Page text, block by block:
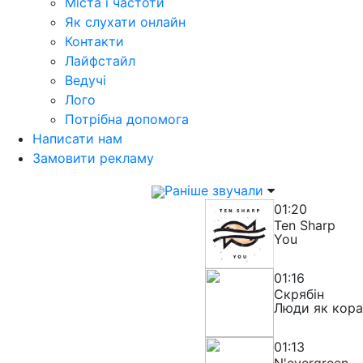
Як слухати онлайн
Контакти
Лайфстайл
Ведучі
Лого
Потрібна допомога
Написати нам
Замовити рекламу
Раніше звучали
01:20
Ten Sharp
You
01:16
Скрябін
Люди як
01:13